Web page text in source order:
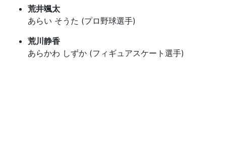
荒井颯太
あらい そうた (プロ野球選手)
荒川静香
あらかわ しずか (フィギュアスケート選手)